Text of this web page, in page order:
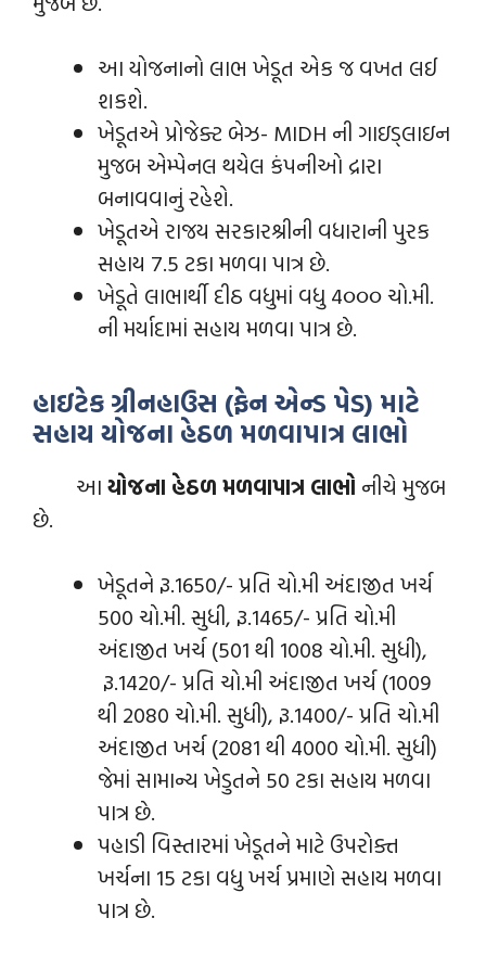
આ યોજનાનો લાભ ખેડૂત એક જ વખત લઈ
શકશે.
ખેડૂતએ પ્રોજેક્ટ બેઝ- MIDH ની ગાઇડ્લાઇન
મુજબ એમ્પેનલ થયેલ કંપનીઓ દ્રારા
બનાવવાનું રહેશે.
ખેડૂતએ રાજય સરકારશ્રીની વધારાની પુરક
સહાય 7.5 ટકા મળવા પાત્ર છે.
ખેડૂતે લાભાર્થી દીઠ વધુમાં વધુ 4૦૦૦ ચો.મી.
ની મર્યાદામાં સહાય મળવા પાત્ર છે.
હાઇટેક ગ્રીનહાઉસ (ફેન એન્ડ પેડ) માટે
સહાય યોજના હેઠળ મળવાપાત્ર લાભો
આ યોજના હેઠળ મળવાપાત્ર લાભો નીચે મુજબ
છે.
ખેડૂતને રૂ.1650/- પ્રતિ ચો.મી અંદાજીત ખર્ચ
500 ચો.મી. સુધી, રૂ.1465/- પ્રતિ ચો.મી
અંદાજીત ખર્ચ (501 થી 1008 ચો.મી. સુધી),
રૂ.1420/- પ્રતિ ચો.મી અંદાજીત ખર્ચ (1009
થી 2080 ચો.મી. સુધી), રૂ.1400/- પ્રતિ ચો.મી
અંદાજીત ખર્ચ (2081 થી 4000 ચો.મી. સુધી)
જેમાં સામાન્ય ખેડુતને 50 ટકા સહાય મળવા
પાત્ર છે.
પહાડી વિસ્તારમાં ખેડૂતને માટે ઉપરોક્ત
ખર્ચના 15 ટકા વધુ ખર્ચ પ્રમાણે સહાય મળવા
પાત્ર છે.